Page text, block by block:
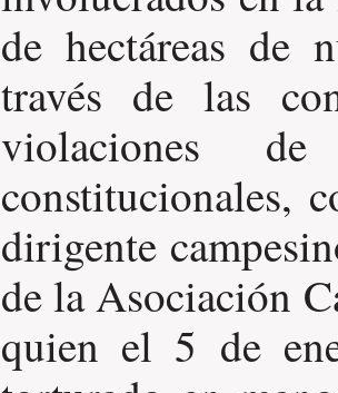
de hectáreas de
través de las
violaciones
constitucionales,
dirigente
de la Asociación
quien el 5 de